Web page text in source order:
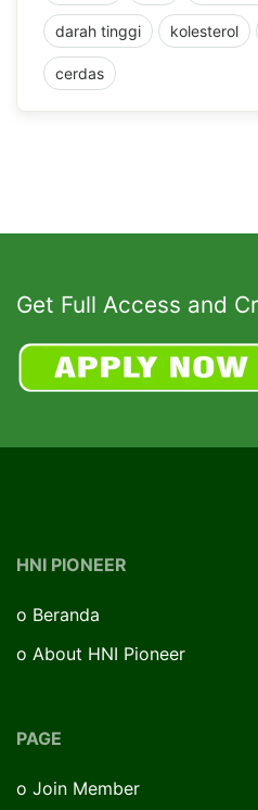
darah tinggi kolesterol
cerdas
Get Full Access and
HNI PIONEER
o Beranda
o About HNI Pioneer
PAGE
o Join Member